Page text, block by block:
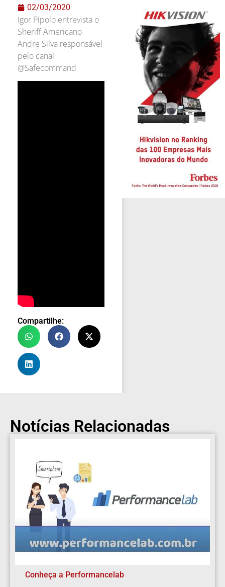
02/03/2020
Igor Pipolo entrevista o
Sheriff Americano
Andre Silva responsável
pelo canal
@Safecommand
Compartilhe:
Notícias Relacionadas
Conheça a Performancelab